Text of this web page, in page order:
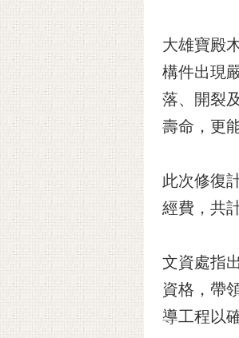
大雄寶殿
構件出現
落、開裂
壽命，更
此次修復
經費，共
文資處指
資格，帶
導工程以